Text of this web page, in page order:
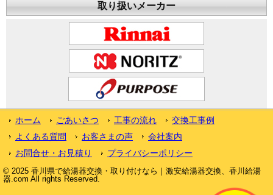
取り扱いメーカー
ホーム ごあいさつ 工事の流れ
交換工事例
よくある質問
お客さまの声
会社案内
お問合せ・お見積り
プライバシーポリシー
© 2025 香川県で給湯器交換・取り付けなら｜激安給湯器交換、香川給湯
器.com All rights Reserved.